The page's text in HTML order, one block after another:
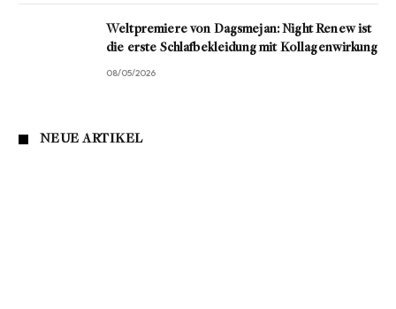
Weltpremiere von Dagsmejan: Night Renew ist
die erste Schlafbekleidung mit Kollagenwirkung
08/05/2026
NEUE ARTIKEL